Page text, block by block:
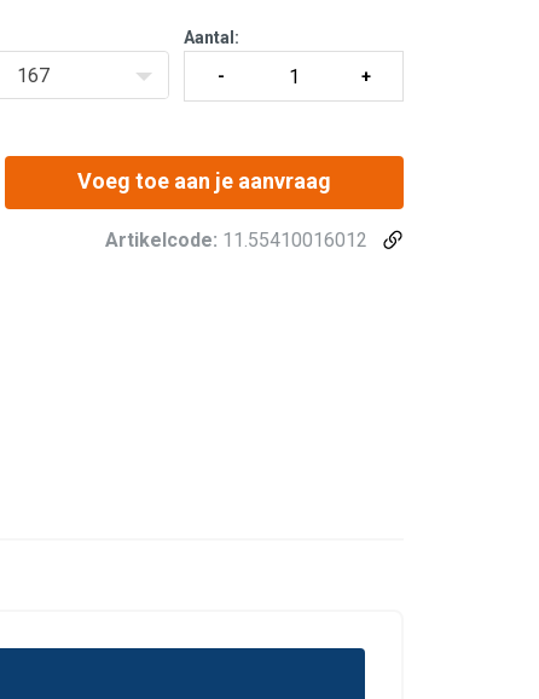
in elke andere kleur of verzinkt
mogelijk
167
Aantal:
Voeg toe aan je aanvraag
Artikelcode: 11.55410016012